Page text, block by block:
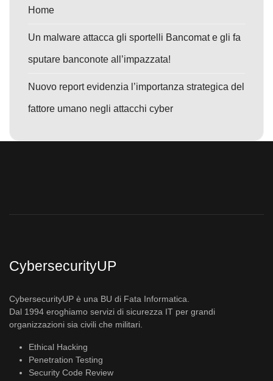
Home
Un malware attacca gli sportelli Bancomat e gli fa
sputare banconote all’impazzata!
Nuovo report evidenzia l’importanza strategica del
fattore umano negli attacchi cyber
CybersecurityUP
CybersecurityUP è una BU di Fata Informatica.
Dal 1994 eroghiamo servizi di sicurezza IT per grandi
organizzazioni sia civili che militari.
Ethical Hacking
Penetration Testing
Security Code Review